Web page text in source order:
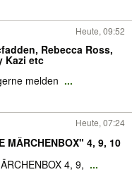
Heute, 09:52
Rebecca Ross,
Kazi etc
melden ...
Heute, 07:24
MÄRCHENBOX" 4, 9, 10
4, 9, ...